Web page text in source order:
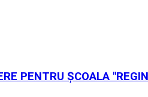
PENTRU ȘCOALA